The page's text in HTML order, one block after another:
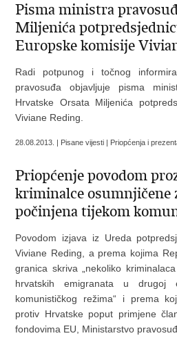
Pisma ministra
Miljenića
Europske komisije
Radi potpunog i točnog
pravosuđa objavljuje pisma
Hrvatske Orsata Miljenića
Viviane Reding.
28.08.2013. | Pisane vijesti | Priopćenja i
Priopćenje povodom
kriminalce osumnjičene
počinjena tijekom
Povodom izjava iz Ureda
Viviane Reding, a prema kojima
granica skriva „nekoliko
hrvatskih emigranata u drugoj
komunističkog režima“ i prema
protiv Hrvatske poput primjene
fondovima EU, Ministarstvo